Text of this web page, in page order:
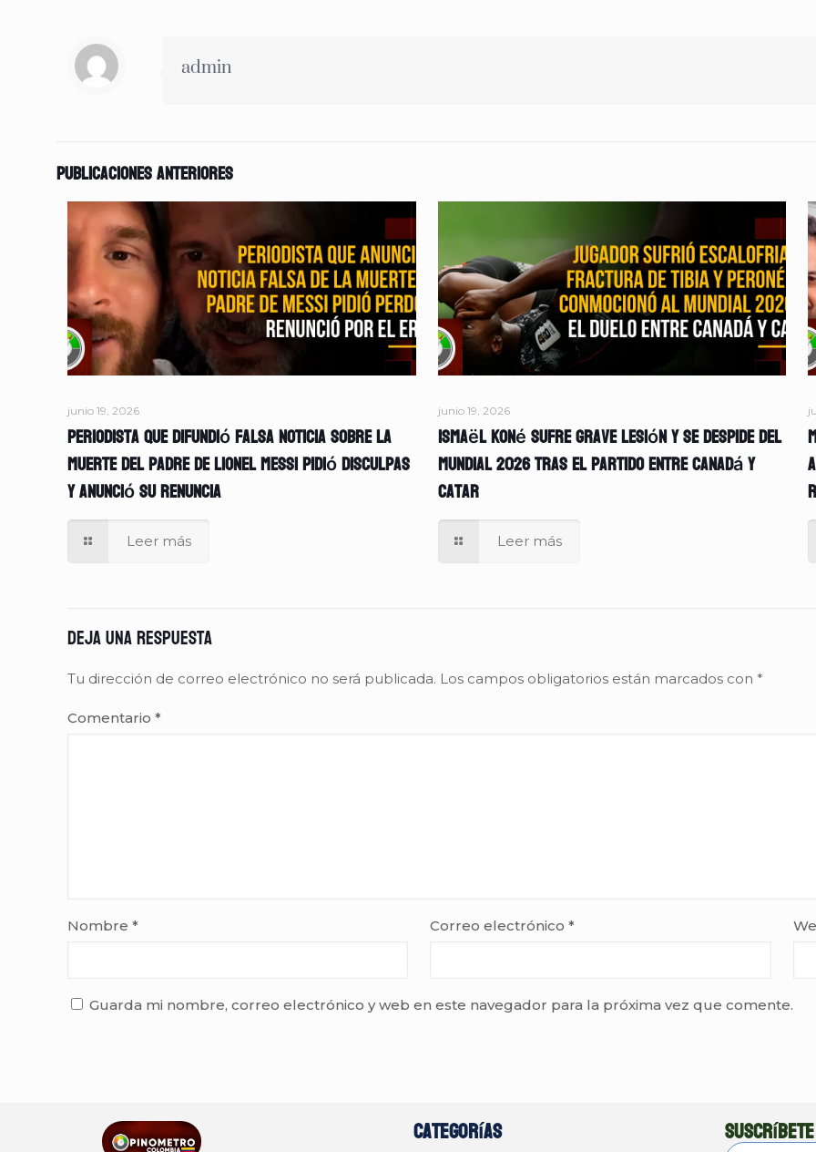
admin
Publicaciones anteriores
junio 19, 2026
Periodista que difundió falsa noticia sobre la
muerte del padre de Lionel Messi pidió disculpas
y anunció su renuncia
Leer más
junio 19, 2026
Ismaël Koné sufre grave lesión y se despide del
Mundial 2026 tras el partido entre Canadá y
Catar
Leer más
Deja una respuesta
Tu dirección de correo electrónico no será publicada. Los campos obligatorios están marcados con *
Comentario *
Nombre * Correo electrónico*
Guarda mi nombre, correo electrónico y web en este navegador para la próxima vez que comente.
Categorías